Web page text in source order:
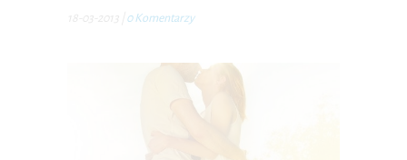
18-03-2013 0 Komentarzy